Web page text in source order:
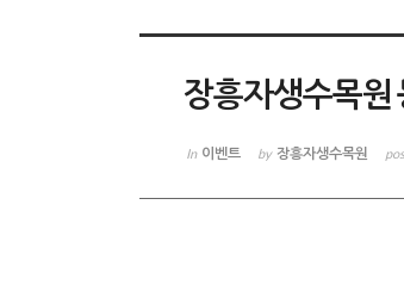
장흥자생수목원
In 이벤트 by 장흥자생수목원